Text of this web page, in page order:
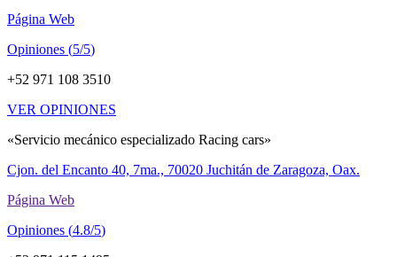
Página Web
Opiniones (5/5)
+52 971 108 3510
VER OPINIONES
«Servicio mecánico especializado Racing cars»
Cjon. del Encanto 40, 7ma., 70020 Juchitán de Zaragoza, Oax.
Página Web
Opiniones (4.8/5)